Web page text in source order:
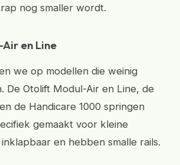
nog smaller wordt.
en Line
we op modellen die weinig
De Otolift Modul-Air en Line, de
de Handicare 1000 springen
gemaakt voor kleine
en hebben smalle rails.